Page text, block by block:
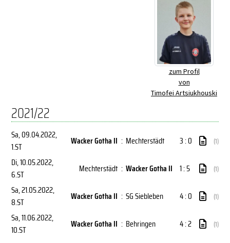
zum Profil
von
Timofei Artsiukhouski
2021/22
Sa, 09.04.2022,
1.ST
Wacker Gotha II : Mechterstädt 3 : 0 (1)
Di, 10.05.2022,
6.ST
Mechterstädt : Wacker Gotha II 1 : 5 (1)
Sa, 21.05.2022,
8.ST
Wacker Gotha II : SG Siebleben 4 : 0 (1)
Sa, 11.06.2022,
10.ST
Wacker Gotha II : Behringen 4 : 2 (1)